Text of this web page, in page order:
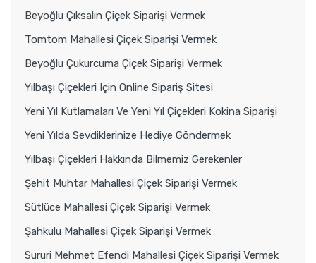
Beyoğlu Çıksalın Çiçek Siparişi Vermek
Tomtom Mahallesi Çiçek Siparişi Vermek
Beyoğlu Çukurcuma Çiçek Siparişi Vermek
Yılbaşı Çiçekleri Için Online Sipariş Sitesi
Yeni Yıl Kutlamaları Ve Yeni Yıl Çiçekleri Kokina Siparişi
Yeni Yılda Sevdiklerinize Hediye Göndermek
Yılbaşı Çiçekleri Hakkında Bilmemiz Gerekenler
Şehit Muhtar Mahallesi Çiçek Siparişi Vermek
Sütlüce Mahallesi Çiçek Siparişi Vermek
Şahkulu Mahallesi Çiçek Siparişi Vermek
Sururi Mehmet Efendi Mahallesi Çiçek Siparişi Vermek